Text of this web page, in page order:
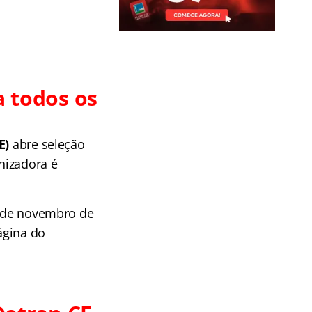
todos os
abre seleção
é
novembro de
do